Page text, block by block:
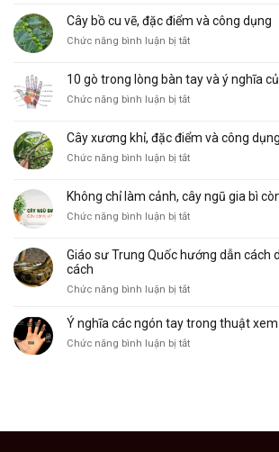
thái
đường
Mệnh
phổ
biến
ý
Cây bồ cu vẽ, đặc điểm và công dụng
Chức năng bình luận bị tắtở
cu
vẽ,
điểm
công
10 gò trong lòng bàn tay và ý nghĩa
Chức năng bình luận bị tắtở
gò
trong
lòng
tay
và
ý
của
Cây xương khỉ, đặc điểm và công dụng
Chức năng bình luận bị tắtở
khỉ,
đặc
và
công
Không chỉ làm cảnh, cây ngũ gia bì
Chức năng bình luận bị tắtở
làm
cây
gia
Giáo sư Trung Quốc hướng dẫn cách
cách
Chức năng bình luận bị tắtở
sư
Quốc
Ý nghĩa các ngón tay trong thuật
Chức năng bình luận bị tắtở
trong